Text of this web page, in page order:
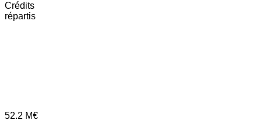
Crédits
répartis
52.2 M€